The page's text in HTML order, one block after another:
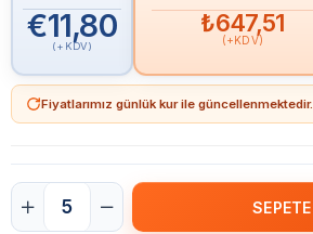
€11,80
(+KDV)
₺647,51
(+KDV)
Fiyatlarımız günlük kur ile güncellenmektedir.